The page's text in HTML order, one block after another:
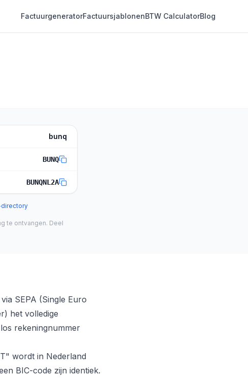
FactuurgeneratorFactuursjablonenBTW CalculatorBlog
bunq
BUNQ
BUNQNL2A
directory
te ontvangen. Deel
SEPA (Single Euro
het volledige
rekeningnummer
wordt in Nederland
BIC-code zijn identiek.